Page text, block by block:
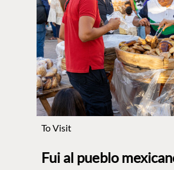
To Visit
Fui al pueblo